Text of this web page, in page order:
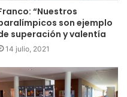
“Nuestros
son ejemplo
superación y valentía
14 julio, 2021